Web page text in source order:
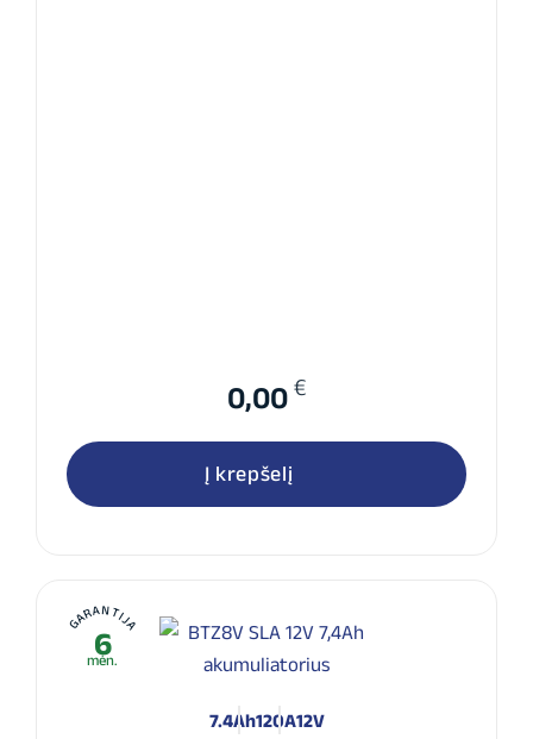
0,00 €
Į krepšelį
GARANTIJA
6
mėn.
7.4Ah120A12V